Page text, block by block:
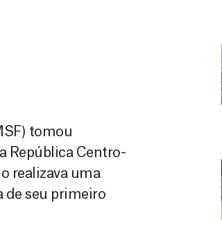
tomou
República Centro-
realizava uma
de seu primeiro